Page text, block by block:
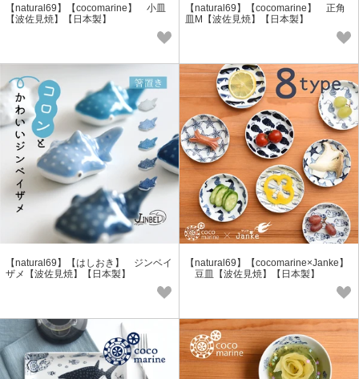
【natural69】【cocomarine】 小皿
【波佐見焼】【日本製】
【natural69】【cocomarine】 正角
皿M【波佐見焼】【日本製】
【natural69】【はしおき】 ジンベイ
ザメ【波佐見焼】【日本製】
【natural69】【cocomarine×Janke】
豆皿【波佐見焼】【日本製】